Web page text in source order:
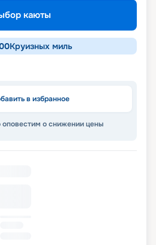
каюты
Круизных миль
в избранное
о снижении цены